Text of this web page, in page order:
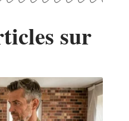
sur